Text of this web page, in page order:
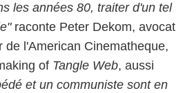
les années 80, traiter d'un tel
raconte Peter Dekom, avocat
de l'American Cinematheque,
of Tangle Web, aussi
et un communiste sont en